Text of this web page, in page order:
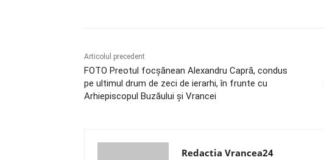
Articolul precedent
FOTO Preotul focșănean Alexandru Capră, condus
pe ultimul drum de zeci de ierarhi, în frunte cu
Arhiepiscopul Buzăului și Vrancei
Redactia Vrancea24